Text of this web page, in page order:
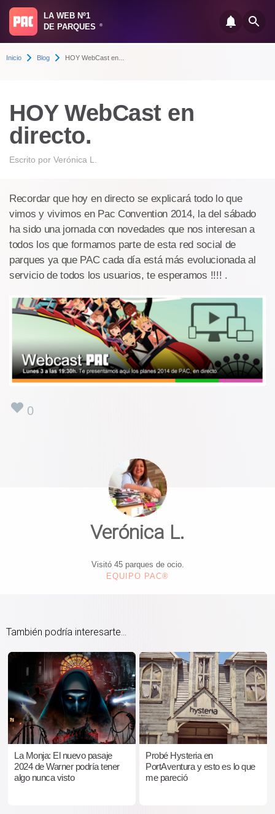
LA WEB Nº1
DE PARQUES
®
Inicio Blog HOY WebCast en...
HOY WebCast en
directo.
Escrito por Verónica L.
Recordar que hoy en directo se explicará todo lo que
vimos y vivimos en Pac Convention 2014, la del sábado
ha sido una jornada con novedades que nos interesan a
todos los que formamos parte de esta red social de
parques ya que PAC cada día está más evolucionada al
servicio de todos los usuarios, te esperamos !!!! .
0
Verónica L.
Visitó 45 parques de ocio.
EQUIPO PAC®
También podría interesarte...
La Monja: El nuevo pasaje
2024 de Warner podría tener
algo nunca visto
Probé Hysteria en
PortAventura y esto es lo que
me pareció